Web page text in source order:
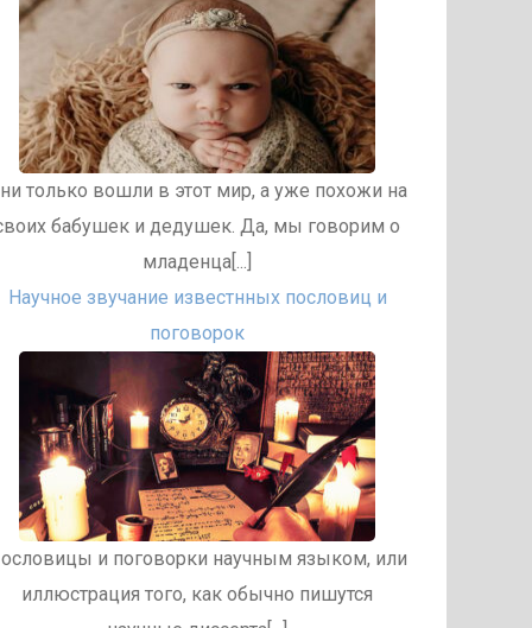
только вошли в этот мир, а уже похожи на
бабушек и дедушек. Да, мы говорим о
младенца[...]
Научное звучание известнных пословиц и
поговорок
и поговорки научным языком, или
иллюстрация того, как обычно пишутся